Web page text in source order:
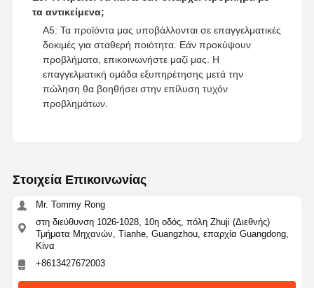
τα αντικείμενα;
Α5: Τα προϊόντα μας υποβάλλονται σε επαγγελματικές
δοκιμές για σταθερή ποιότητα. Εάν προκύψουν
προβλήματα, επικοινωνήστε μαζί μας. Η
επαγγελματική ομάδα εξυπηρέτησης μετά την
πώληση θα βοηθήσει στην επίλυση τυχόν
προβλημάτων.
Στοιχεία Επικοινωνίας
Mr. Tommy Rong
στη διεύθυνση 1026-1028, 10η οδός, πόλη Zhuji (Διεθνής)
Τμήματα Μηχανών, Tianhe, Guangzhou, επαρχία Guangdong,
Κίνα
+8613427672003